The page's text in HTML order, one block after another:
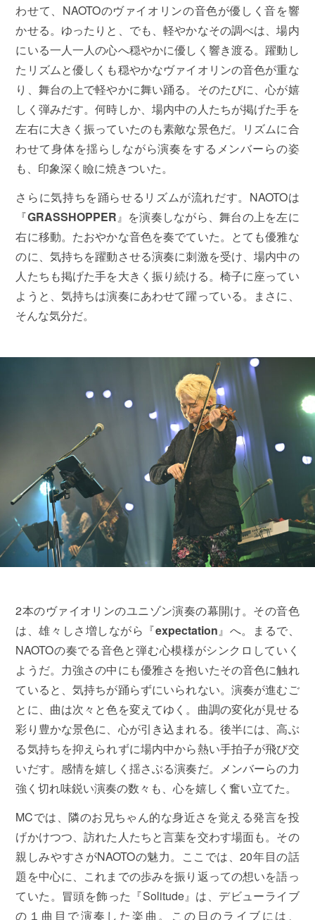
わせて、NAOTOのヴァイオリンの音色が優しく音を響
かせる。ゆったりと、でも、軽やかなその調べは、場内
にいる一人一人の心へ穏やかに優しく響き渡る。躍動し
たリズムと優しくも穏やかなヴァイオリンの音色が重な
り、舞台の上で軽やかに舞い踊る。そのたびに、心が嬉
しく弾みだす。何時しか、場内中の人たちが掲げた手を
左右に大きく振っていたのも素敵な景色だ。リズムに合
わせて身体を揺らしながら演奏をするメンバーらの姿
も、印象深く瞼に焼きついた。
さらに気持ちを踊らせるリズムが流れだす。NAOTOは
『GRASSHOPPER』を演奏しながら、舞台の上を左に
右に移動。たおやかな音色を奏でていた。とても優雅な
のに、気持ちを躍動させる演奏に刺激を受け、場内中の
人たちも掲げた手を大きく振り続ける。椅子に座ってい
ようと、気持ちは演奏にあわせて躍っている。まさに、
そんな気分だ。
2本のヴァイオリンのユニゾン演奏の幕開け。その音色
は、雄々しさ増しながら『expectation』へ。まるで、
NAOTOの奏でる音色と弾む心模様がシンクロしていく
ようだ。力強さの中にも優雅さを抱いたその音色に触れ
ていると、気持ちが踊らずにいられない。演奏が進むご
とに、曲は次々と色を変えてゆく。曲調の変化が見せる
彩り豊かな景色に、心が引き込まれる。後半には、高ぶ
る気持ちを抑えられずに場内中から熱い手拍子が飛び交
いだす。感情を嬉しく揺さぶる演奏だ。メンバーらの力
強く切れ味鋭い演奏の数々も、心を嬉しく奮い立てた。
MCでは、隣のお兄ちゃん的な身近さを覚える発言を投
げかけつつ、訪れた人たちと言葉を交わす場面も。その
親しみやすさがNAOTOの魅力。ここでは、20年目の話
題を中心に、これまでの歩みを振り返っての想いを語っ
ていた。冒頭を飾った『Solitude』は、デビューライブ
の１曲目で演奏した楽曲。この日のライブには、